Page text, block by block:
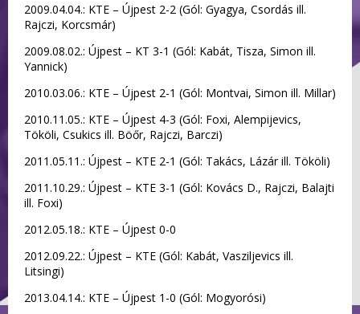
2009.04.04.: KTE – Újpest 2-2 (Gól: Gyagya, Csordás ill.
Rajczi, Korcsmár)
2009.08.02.: Újpest – KT 3-1 (Gól: Kabát, Tisza, Simon ill.
Yannick)
2010.03.06.: KTE – Újpest 2-1 (Gól: Montvai, Simon ill. Millar)
2010.11.05.: KTE – Újpest 4-3 (Gól: Foxi, Alempijevics,
Tököli, Csukics ill. Böőr, Rajczi, Barczi)
2011.05.11.: Újpest – KTE 2-1 (Gól: Takács, Lázár ill. Tököli)
2011.10.29.: Újpest – KTE 3-1 (Gól: Kovács D., Rajczi, Balajti
ill. Foxi)
2012.05.18.: KTE – Újpest 0-0
2012.09.22.: Újpest – KTE (Gól: Kabát, Vasziljevics ill.
Litsingi)
2013.04.14.: KTE – Újpest 1-0 (Gól: Mogyorósi)